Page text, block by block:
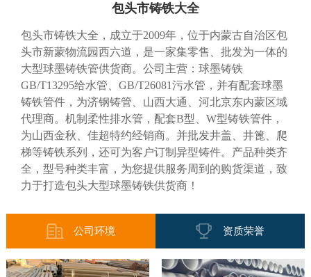
包头市铸铁大全
包头市铸铁大全，成立于2009年，位于内蒙古自治区包
头市新蒙物流园西六道，是一家集零售、批发为一体的
大型球墨铸铁管供货商。公司主营：球墨铸铁
GB/T13295给水管、GB/T26081污水管，并有配套球墨
铸铁管件，为济钢铸管、山西大通、河北京东内蒙区域
代理商。机制柔性排水管，配套B型、W型铸铁管件，
为山西金秋、佳超特约经销商。并批发井盖、井篦、爬
梯等铸铁系列，还可为客户订制异型铸件。产品种类齐
全，型号种类丰富，为您提供服务周到的购货渠道，致
力于打造包头大型球墨铸铁供货商！
公司环境 资质荣誉